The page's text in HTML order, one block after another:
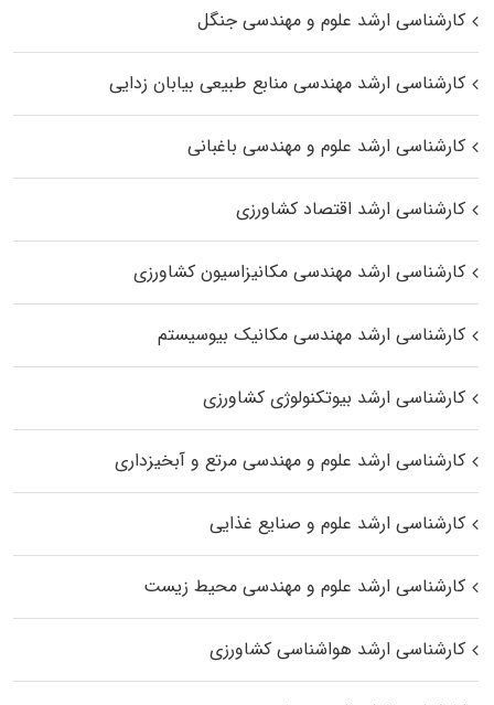
کارشناسی ارشد علوم و مهندسی جنگل
کارشناسی ارشد مهندسی منابع طبیعی بیابان زدایی
کارشناسی ارشد علوم و مهندسی باغبانی
کارشناسی ارشد اقتصاد کشاورزی
کارشناسی ارشد مهندسی مکانیزاسیون کشاورزی
کارشناسی ارشد مهندسی مکانیک بیوسیستم
کارشناسی ارشد بیوتکنولوژی کشاورزی
کارشناسی ارشد علوم و مهندسی مرتع و آبخیزداری
کارشناسی ارشد علوم و صنایع غذایی
کارشناسی ارشد علوم و مهندسی محیط زیست
کارشناسی ارشد هواشناسی کشاورزی